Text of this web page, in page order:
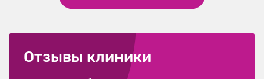
Отзывы клиники